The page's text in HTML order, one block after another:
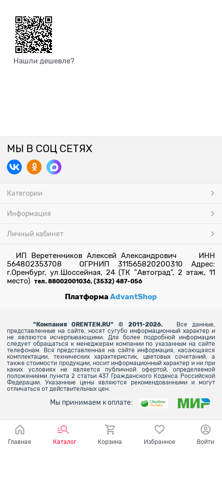
Нашли дешевле?
МЫ В СОЦ СЕТЯХ
Категории
Информация
Личный кабинет
ИП Веретенников Алексей Александрович ИНН
564802353708 ОГРНИП 311565820200310 Адрес:
г.Оренбург, ул.Шоссейная, 24 (ТК "Автоград", 2 этаж, 11
место) тел. 88002001036, (3532) 487-056
ПлатформаAdvantShop
" Компания ORENTEN.RU" © 2011-2026.
Все данные,
представленные на сайте, носят сугубо информационный характер и
не являются исчерпывающими. Для более подробной информации
следует обращаться к менеджерам компании по указанным на сайте
телефонам. Вся представленная на сайте информация, касающаяся
комплектации, технических характеристик, цветовых сочетаний, а
также стоимости продукции, носит информационный характер и ни при
каких условиях не является публичной офертой, определяемой
положениями пункта 2 статьи 437 Гражданского Кодекса Российской
Федерации. Указанные цены являются рекомендованными и могут
отличаться от действительных цен.
Мы принимаем к оплате:
Главная Каталог Корзина Избранное Войти